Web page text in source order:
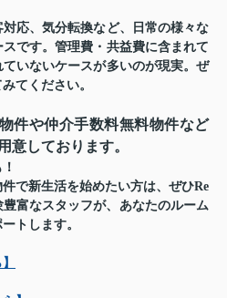
応、気分転換など、日常の様々な
です。管理費・共益費に含まれて
いないケースが多いのが現実。ぜ
てください。
件や仲介手数料無料物件など
意しております。
で新生活を始めたい方は、ぜひRe
富なスタッフが、あなたのルーム
トします。